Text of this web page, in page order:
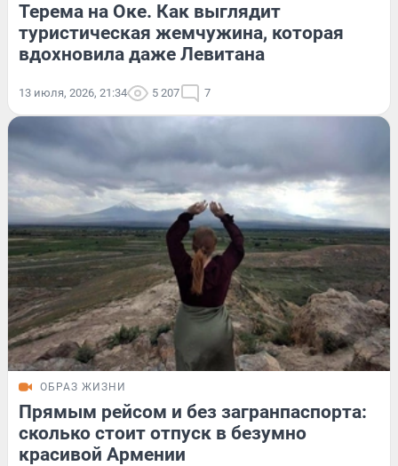
Терема на Оке. Как выглядит
туристическая жемчужина, которая
вдохновила даже Левитана
13 июля, 2026, 21:34 5 207 7
ОБРАЗ ЖИЗНИ
Прямым рейсом и без загранпаспорта:
сколько стоит отпуск в безумно
красивой Армении